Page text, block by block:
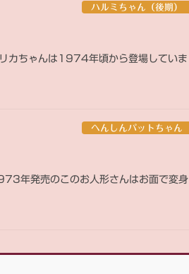
ハルミちゃん（後期）
カちゃんは1974年頃から登場していま
へんしんパットちゃん
年発売のこのお人形さんはお面で変身